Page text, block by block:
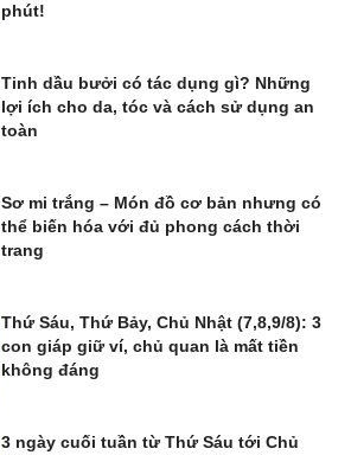
phút!
Tinh dầu bưởi có tác dụng gì? Những
lợi ích cho da, tóc và cách sử dụng an
toàn
Sơ mi trắng – Món đồ cơ bản nhưng có
thể biến hóa với đủ phong cách thời
trang
Thứ Sáu, Thứ Bảy, Chủ Nhật (7,8,9/8): 3
con giáp giữ ví, chủ quan là mất tiền
không đáng
3 ngày cuối tuần từ Thứ Sáu tới Chủ